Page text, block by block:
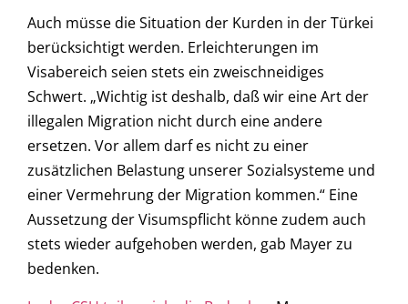
Auch müsse die Situation der Kurden in der Türkei
berücksichtigt werden. Erleichterungen im
Visabereich seien stets ein zweischneidiges
Schwert. „Wichtig ist deshalb, daß wir eine Art der
illegalen Migration nicht durch eine andere
ersetzen. Vor allem darf es nicht zu einer
zusätzlichen Belastung unserer Sozialsysteme und
einer Vermehrung der Migration kommen.“ Eine
Aussetzung der Visumspflicht könne zudem auch
stets wieder aufgehoben werden, gab Mayer zu
bedenken.